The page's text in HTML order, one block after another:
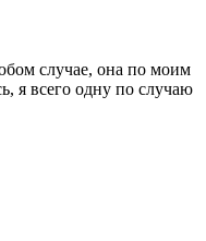
случае, она по моим
я всего одну по случаю